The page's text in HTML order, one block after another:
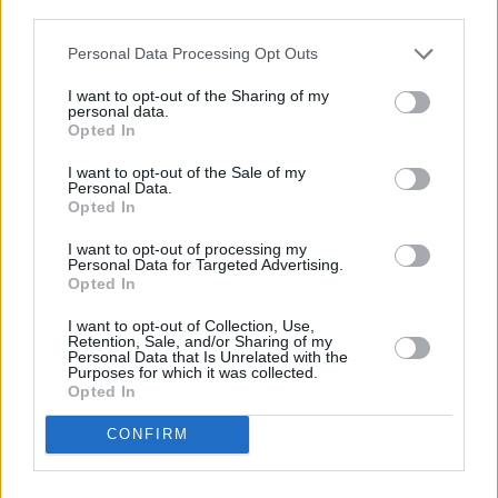
negar su consentimiento. Tenga en cuenta que algún
de su consentimiento, pero usted tiene el derecho de
rechazar tal procesamiento. Sus preferencias se aplicarán
cualquier momento entrando de nuevo en este sitio web o
visitando nuestra política de privacidad.
Personal Data Processing Opt Outs
I want to opt-out of the Sharing of my
personal data.
Opted In
I want to opt-out of the Sale of my
Personal Data.
Opted In
I want to opt-out of processing my
Personal Data for Targeted Advertising.
Opted In
I want to opt-out of Collection, Use,
Retention, Sale, and/or Sharing of my
Personal Data that Is Unrelated with the
Purposes for which it was collected.
Opted In
CONFIRM